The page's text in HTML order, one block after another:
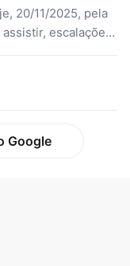
20/11/2025, pela
escalações,
Google